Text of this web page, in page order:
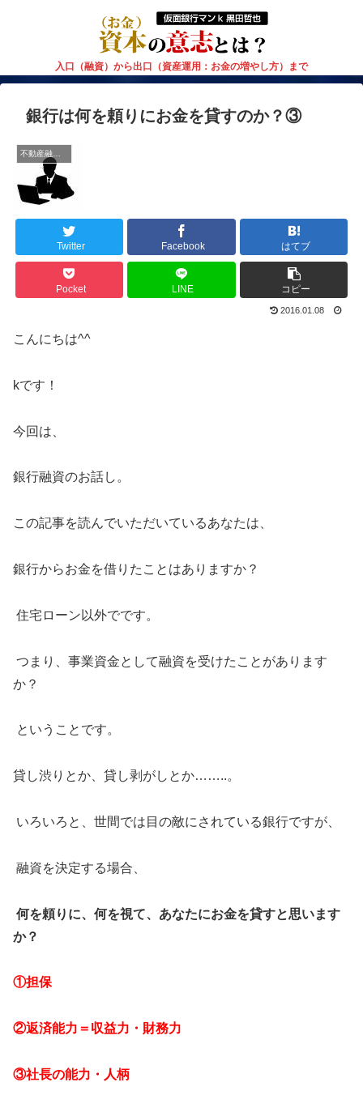
入口（融資）から出口（資産運用：お金の増やし方）まで
銀行は何を頼りにお金を貸すのか？③
不動産融資大学
Twitter Facebook はてブ
Pocket LINE コピー
2016.01.08
こんにちは^^
kです！
今回は、
銀行融資のお話し。
この記事を読んでいただいているあなたは、
銀行からお金を借りたことはありますか？
住宅ローン以外でです。
つまり、事業資金として融資を受けたことがあります
か？
ということです。
貸し渋りとか、貸し剥がしとか……..。
いろいろと、世間では目の敵にされている銀行ですが、
融資を決定する場合、
何を頼りに、何を視て、あなたにお金を貸すと思います
か？
①担保
②返済能力＝収益力・財務力
③社長の能力・人柄